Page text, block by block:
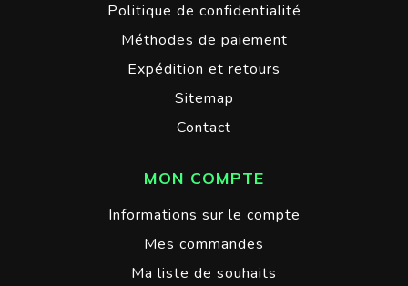
Politique de confidentialité
Méthodes de paiement
Expédition et retours
Sitemap
Contact
MON COMPTE
Informations sur le compte
Mes commandes
Ma liste de souhaits